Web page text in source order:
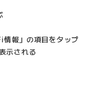
情報」の項目をタップ
示される